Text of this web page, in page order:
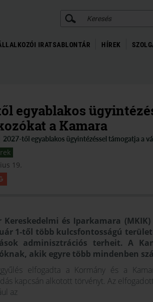
KERESÉS
IRATSABLONTÁR HÍREK
egyablakos
a Kamara
2027-től egyablakos ügyintézéssel támogatja a
19.
Kereskedelmi és Iparkamara
1-től több kulcsfontosságú
adminisztrációs terheit. A
akik egyre több mindenben
elfogadta a Kormány és a
kapcsán alkotott törvényt. Az
az